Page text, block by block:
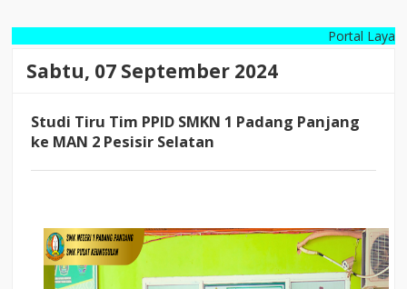
Portal Layanan
Sabtu, 07 September 2024
Studi Tiru Tim PPID SMKN 1 Padang Panjang
ke MAN 2 Pesisir Selatan